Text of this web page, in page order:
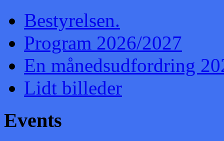
Bestyrelsen.
Program 2026/2027
En månedsudfordring
Lidt billeder
Events